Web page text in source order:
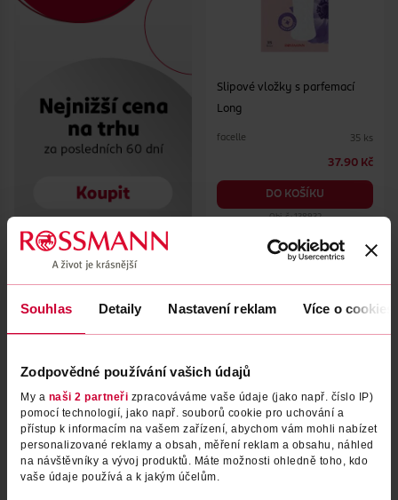
Souhlas Detaily Nastavení reklam Více o cookies
Zodpovědné používání vašich údajů
My a naši 2 partneři zpracováváme vaše údaje (jako např. číslo IP)
pomocí technologií, jako např. souborů cookie pro uchování a
přístup k informacím na vašem zařízení, abychom vám mohli nabízet
personalizované reklamy a obsah, měření reklam a obsahu, náhled
na návštěvníky a vývoj produktů. Máte možnosti ohledně toho, kdo
vaše údaje používá a k jakým účelům.
Slipové vložky s parfemací
Long
facelle 35 ks
37.90 Kč
DO KOŠÍKU
Obj. č.: 138932
Slipové vložky Heřmánek
Light 20 ks
Naturella 20 ks
Slipové vložky String&Slip
černé
facelle